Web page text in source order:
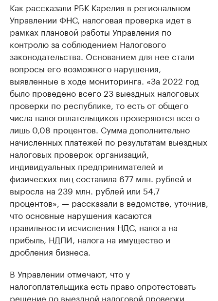
Как рассказали РБК Карелия в региональном
Управлении ФНС, налоговая проверка идет в
рамках плановой работы Управления по
контролю за соблюдением Налогового
законодательства. Основанием для нее стали
вопросы его возможного нарушения,
выявленные в ходе мониторинга. «За 2022 год
было проведено всего 23 выездных налоговых
проверки по республике, то есть от общего
числа налогоплательщиков проверяются всего
лишь 0,08 процентов. Сумма дополнительно
начисленных платежей по результатам выездных
налоговых проверок организаций,
индивидуальных предпринимателей и
физических лиц составила 677 млн. рублей и
выросла на 239 млн. рублей или 54,7
процентов», — рассказали в ведомстве, уточнив,
что основные нарушения касаются
правильности исчисления НДС, налога на
прибыль, НДПИ, налога на имущество и
дробления бизнеса.
В Управлении отмечают, что у
налогоплательщика есть право опротестовать
решение по выездной налоговой проверки.